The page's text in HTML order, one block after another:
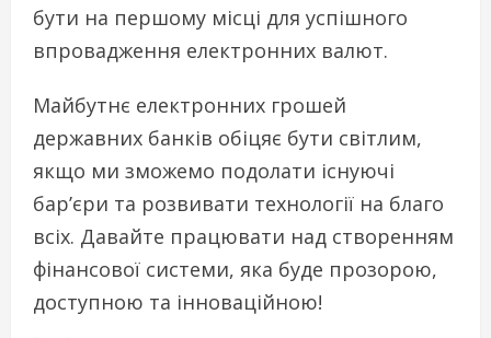
бути на першому місці для успішного
впровадження електронних валют.
Майбутнє електронних грошей
державних банків обіцяє бути світлим,
якщо ми зможемо подолати існуючі
бар’єри та розвивати технології на благо
всіх. Давайте працювати над створенням
фінансової системи, яка буде прозорою,
доступною та інноваційною!